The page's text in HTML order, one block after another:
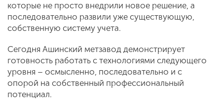
которые не просто внедрили новое решение, а
последовательно развили уже существующую,
собственную систему учета.
Сегодня Ашинский метзавод демонстрирует
готовность работать с технологиями следующего
уровня – осмысленно, последовательно и с
опорой на собственный профессиональный
потенциал.